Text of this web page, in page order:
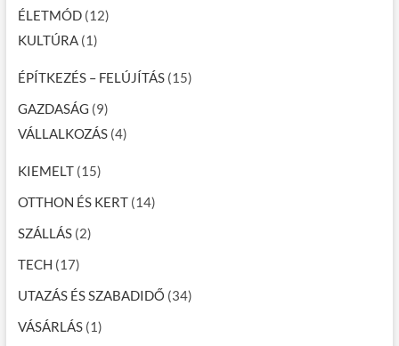
ÉLETMÓD(12)
KULTÚRA(1)
ÉPÍTKEZÉS – FELÚJÍTÁS(15)
GAZDASÁG (9)
VÁLLALKOZÁS(4)
KIEMELT(15)
OTTHON ÉS KERT(14)
SZÁLLÁS(2)
TECH (17)
UTAZÁS ÉS SZABADIDŐ (34)
VÁSÁRLÁS(1)